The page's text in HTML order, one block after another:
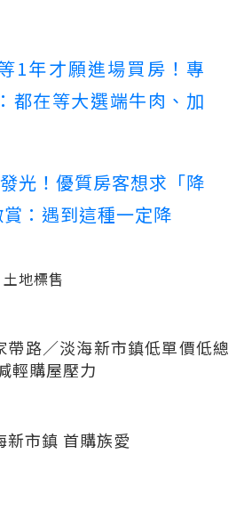
1年才願進場買房！專
都在等大選端牛肉、加
光！優質房客想求「降
：遇到這種一定降
土地標售
帶路／淡海新市鎮低單價低總
輕購屋壓力
新市鎮 首購族愛